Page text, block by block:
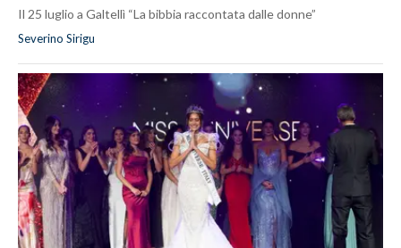
Il 25 luglio a Galtellì “La bibbia raccontata dalle donne”
Severino Sirigu